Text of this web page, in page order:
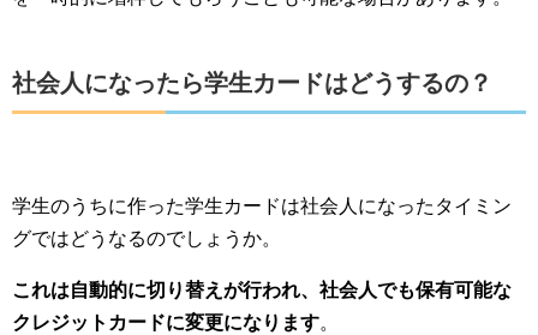
社会人になったら学生カードはどうするの？
学生のうちに作った学生カードは社会人になったタイミン
グではどうなるのでしょうか。
これは自動的に切り替えが行われ、社会人でも保有可能な
クレジットカードに変更になります。